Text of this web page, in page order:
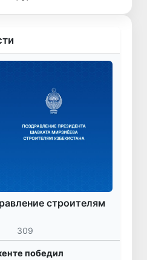
строителям
309
победил